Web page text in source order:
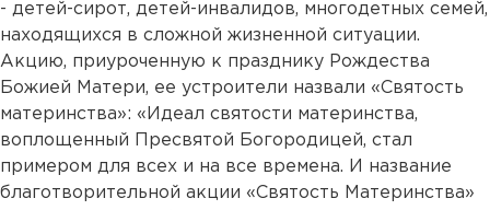
- детей-сирот, детей-инвалидов, многодетных семей,
находящихся в сложной жизненной ситуации.
Акцию, приуроченную к празднику Рождества
Божией Матери, ее устроители назвали «Святость
материнства»: «Идеал святости материнства,
воплощенный Пресвятой Богородицей, стал
примером для всех и на все времена. И название
благотворительной акции «Святость Материнства»